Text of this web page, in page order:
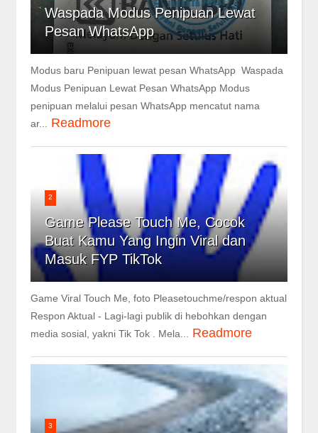
Waspada Modus Penipuan Lewat
Pesan WhatsApp
Modus baru Penipuan lewat pesan WhatsApp Waspada
Modus Penipuan Lewat Pesan WhatsApp Modus
penipuan melalui pesan WhatsApp mencatut nama
ar...
Readmore
2
Game Please Touch Me, Cocok
Buat Kamu Yang Ingin Viral dan
Masuk FYP TikTok
Game Viral Touch Me, foto Pleasetouchme/respon aktual
Respon Aktual - Lagi-lagi publik di hebohkan dengan
media sosial, yakni Tik Tok . Mela...
Readmore
3